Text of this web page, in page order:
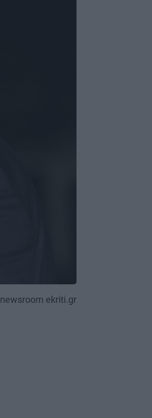
newsroom ekriti.gr